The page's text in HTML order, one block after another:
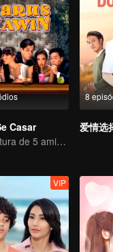
Casar
A aventura de 5 amigos em busca de uma alma gêmea!
8
爱情选
VIP